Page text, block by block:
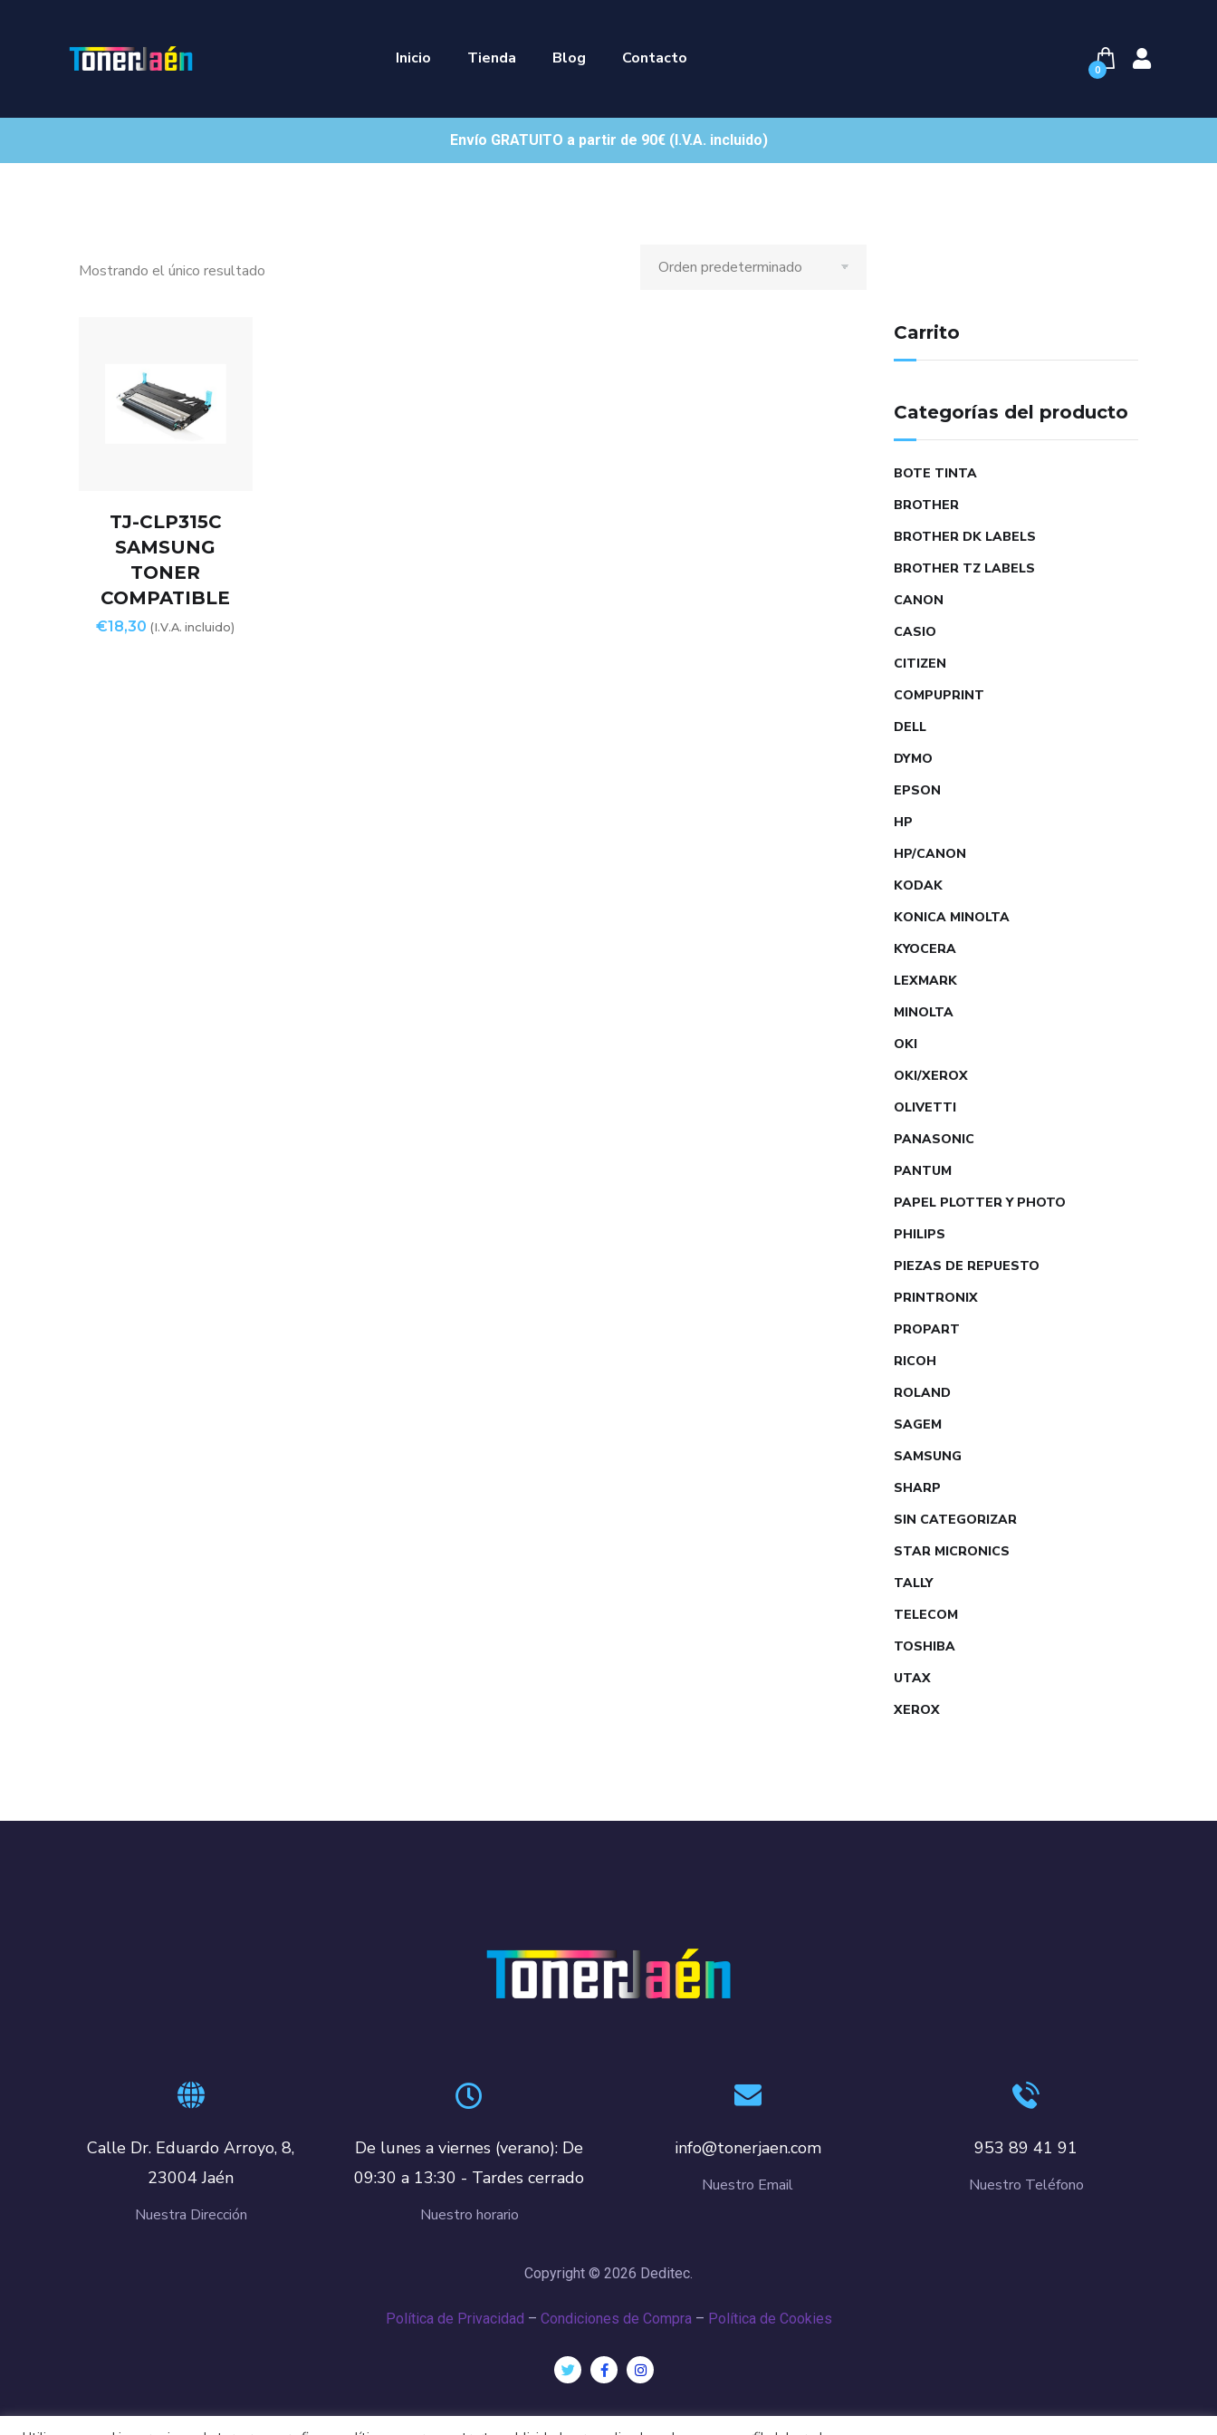
Inicio Tienda Blog Contacto
0
Envío GRATUITO a partir de 90€ (I.V.A. incluido)
Mostrando el único resultado
TJ-CLP315C
SAMSUNG
TONER
COMPATIBLE
€18,30 (I.V.A. incluido)
Carrito
Categorías del producto
BOTE TINTA
BROTHER
BROTHER DK LABELS
BROTHER TZ LABELS
CANON
CASIO
CITIZEN
COMPUPRINT
DELL
DYMO
EPSON
HP
HP/CANON
KODAK
KONICA MINOLTA
KYOCERA
LEXMARK
MINOLTA
OKI
OKI/XEROX
OLIVETTI
PANASONIC
PANTUM
PAPEL PLOTTER Y PHOTO
PHILIPS
PIEZAS DE REPUESTO
PRINTRONIX
PROPART
RICOH
ROLAND
SAGEM
SAMSUNG
SHARP
SIN CATEGORIZAR
STAR MICRONICS
TALLY
TELECOM
TOSHIBA
UTAX
XEROX
Calle Dr. Eduardo Arroyo, 8,
23004 Jaén
Nuestra Dirección
De lunes a viernes (verano): De
09:30 a 13:30 - Tardes cerrado
Nuestro horario
info@tonerjaen.com
Nuestro Email
953 89 41 91
Nuestro Teléfono
Copyright © 2026 Deditec.
Política de Privacidad – Condiciones de Compra– Política de Cookies